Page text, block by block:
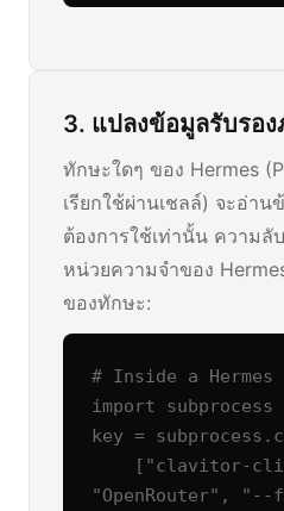
3. แปลงข้อมูลรับรอ
ทักษะใดๆ ของ Hermes
เรียกใช้ผ่านเชลล์) จะอ่า
ต้องการใช้เท่านั้น ความลั
หน่วยความจำของ
ของทักษะ:
# Inside a
import subprocess
key =
"OpenRouter",